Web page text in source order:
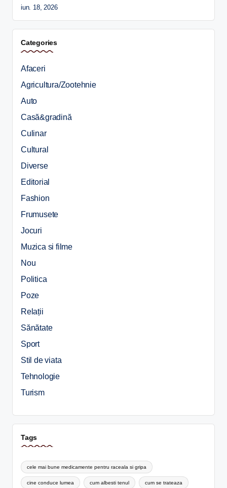
iun. 18, 2026
Categories
Afaceri
Agricultura/Zootehnie
Auto
Casă&gradină
Culinar
Cultural
Diverse
Editorial
Fashion
Frumusete
Jocuri
Muzica si filme
Nou
Politica
Poze
Relații
Sănătate
Sport
Stil de viata
Tehnologie
Turism
Tags
cele mai bune medicamente pentru raceala si gripa
cine conduce lumea cum albesti tenul cum se trateaza